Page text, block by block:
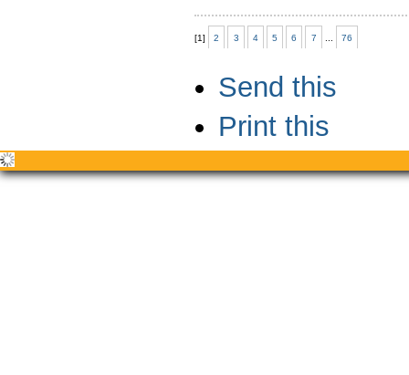
[1] 2 3 4 5 6 7 76
ActionsSend this
Print this